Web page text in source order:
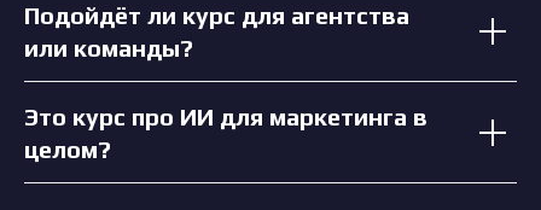
Подойдёт ли курс для агентства
или команды?
Это курс про ИИ для маркетинга в
целом?